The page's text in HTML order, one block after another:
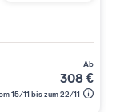
ab
308€
15/11 bis zum 22/11